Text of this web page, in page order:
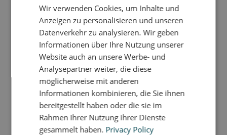
Vom Baby bis zum Schulkind ist der große bObles
Elefant die perfekte Wippe.
Lege das Küken in die Wölbung und schon entsteht
eine lustige Wippe für das Baby - eine wunderbare
Aktivität während der Elternzeit, um Nacken und
Rücken zu stärken, den Gleichgewichtssinn zu
stimulieren und innige Momente miteinander zu
genießen.
Das Kleinkind kann zunächst im Sitzen wippen -
und wenn der Mut wächst, auch im Stehen.
DANISH
Wir verwenden Cookies, um Inhalte und
Anzeigen zu personalisieren und unseren
Datenverkehr zu analysieren. Wir geben
Informationen über Ihre Nutzung unserer
Website auch an unsere Werbe- und
Analysepartner weiter, die diese
möglicherweise mit anderen
Informationen kombinieren, die Sie ihnen
bereitgestellt haben oder die sie im
Rahmen Ihrer Nutzung ihrer Dienste
gesammelt haben. Privacy Policy